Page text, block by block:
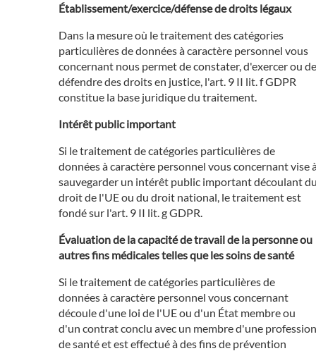
Établissement/exercice/défense de droits légaux
Dans la mesure où le traitement des catégories
particulières de données à caractère personnel vous
concernant nous permet de constater, d'exercer ou de
défendre des droits en justice, l'art. 9 II lit. f GDPR
constitue la base juridique du traitement.
Intérêt public important
Si le traitement de catégories particulières de
données à caractère personnel vous concernant vise
sauvegarder un intérêt public important découlant
droit de l'UE ou du droit national, le traitement est
fondé sur l'art. 9 II lit. g GDPR.
Évaluation de la capacité de travail de la personne ou
autres fins médicales telles que les soins de santé
Si le traitement de catégories particulières de
données à caractère personnel vous concernant
découle d'une loi de l'UE ou d'un État membre ou
d'un contrat conclu avec un membre d'une profession
de santé et est effectué à des fins de prévention